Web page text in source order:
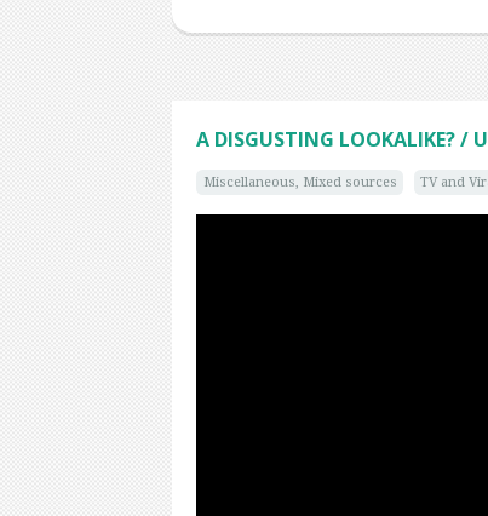
A DISGUSTING LOOKALIKE? /
Miscellaneous, Mixed sources TV and